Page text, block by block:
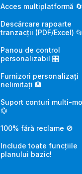
Acces multiplatformă 🔄
Descărcare rapoarte
tranzacții (PDF/Excel)
Panou de control
personalizabil 🎛️
Furnizori personalizați
nelimitați 🏦
Suport conturi multi-
💱
100% fără reclame 🚫
Include toate funcțiile
planului bazic!